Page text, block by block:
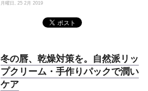
月曜日, 25 2月 2019
冬の唇、乾燥対策を。自然派リッ
プクリーム・手作りパックで潤い
ケア